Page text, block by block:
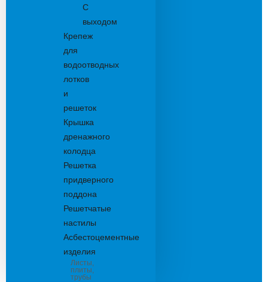
С
выходом
Крепеж
для
водоотводных
лотков
и
решеток
Крышка
дренажного
колодца
Решетка
придверного
поддона
Решетчатые
настилы
Асбестоцементные
изделия
Листы,
плиты,
трубы